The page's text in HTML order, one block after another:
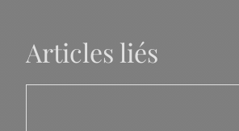
Articles liés